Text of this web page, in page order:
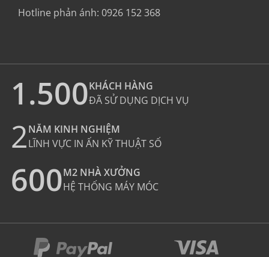
Hotline phản ánh: 0926 152 368
1.500KHÁCH HÀNG
ĐÃ SỬ DỤNG DỊCH VỤ
2NĂM KINH NGHIỆM
LĨNH VỰC IN ẤN KỸ THUẬT SỐ
600M2 NHÀ XƯỞNG
HỆ THỐNG MÁY MÓC